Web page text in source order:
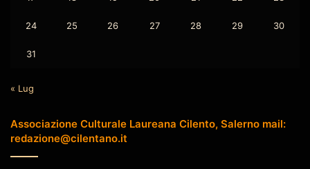
24 25 26 27 28 29 30
31
« Lug
Associazione Culturale Laureana Cilento, Salerno mail:
redazione@cilentano.it